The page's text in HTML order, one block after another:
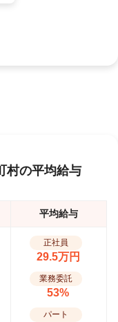
村の平均給与
平均給与
正社員
29.5万円
業務委託
53%
パート